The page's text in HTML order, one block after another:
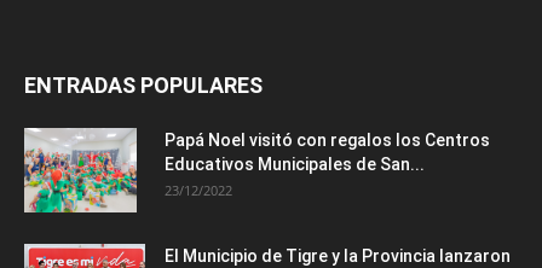
ENTRADAS POPULARES
Papá Noel visitó con regalos los Centros
Educativos Municipales de San...
23/12/2022
El Municipio de Tigre y la Provincia lanzaron